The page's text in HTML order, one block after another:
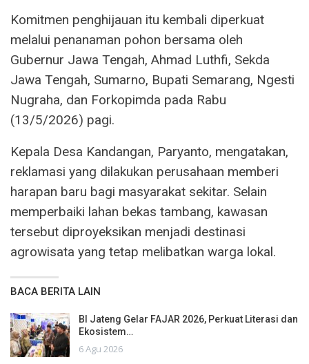
Komitmen penghijauan itu kembali diperkuat
melalui penanaman pohon bersama oleh
Gubernur Jawa Tengah, Ahmad Luthfi, Sekda
Jawa Tengah, Sumarno, Bupati Semarang, Ngesti
Nugraha, dan Forkopimda pada Rabu
(13/5/2026) pagi.
Kepala Desa Kandangan, Paryanto, mengatakan,
reklamasi yang dilakukan perusahaan memberi
harapan baru bagi masyarakat sekitar. Selain
memperbaiki lahan bekas tambang, kawasan
tersebut diproyeksikan menjadi destinasi
agrowisata yang tetap melibatkan warga lokal.
BACA BERITA LAIN
BI Jateng Gelar FAJAR 2026, Perkuat Literasi dan
Ekosistem…
6 Agu 2026